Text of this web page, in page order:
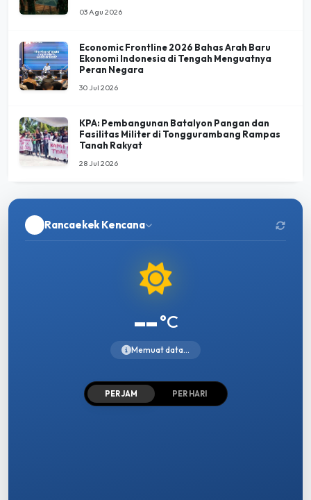
03 Agu 2026
Economic Frontline 2026 Bahas Arah Baru
Ekonomi Indonesia di Tengah Menguatnya
Peran Negara
30 Jul 2026
KPA: Pembangunan Batalyon Pangan dan
Fasilitas Militer di Tonggurambang Rampas
Tanah Rakyat
28 Jul 2026
Rancaekek Kencana
--°C
Memuat data...
PER JAM PER HARI